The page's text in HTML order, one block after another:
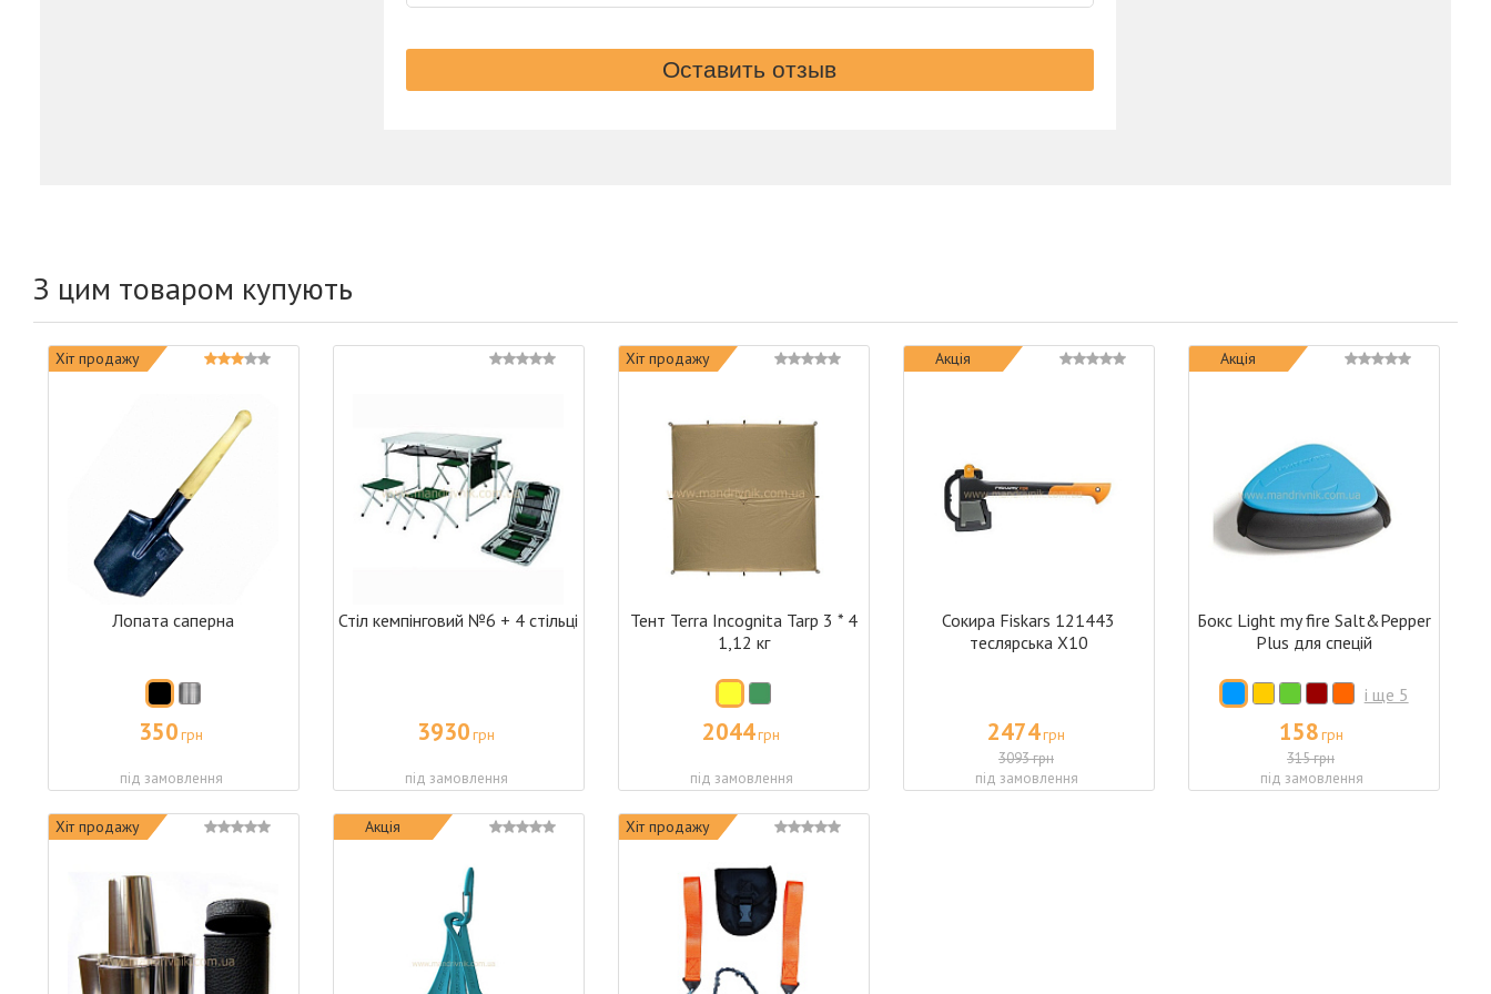
З цим товаром купують
Хіт продажу
Лопата саперна
350грн
під замовлення
Стіл кемпінговий №6 + 4 стільці
3930грн
під замовлення
Хіт продажу
Тент Terra Incognita Tarp 3 * 4
1,12 кг
2044грн
під замовлення
Акція
Сокира Fiskars 121443
теслярська X10
2474грн
3093 грн
під замовлення
Акція
Бокс Light my fire Salt&Pepper
Plus для спецій
і ще 5
158грн
315 грн
під замовлення
Хіт продажу Акція Хіт продажу